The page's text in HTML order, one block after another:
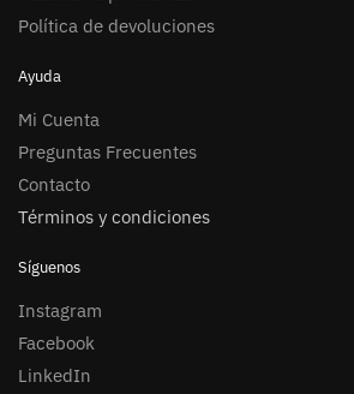
Política de devoluciones
Ayuda
Mi Cuenta
Preguntas Frecuentes
Contacto
Términos y condiciones
Síguenos
Instagram
Facebook
LinkedIn